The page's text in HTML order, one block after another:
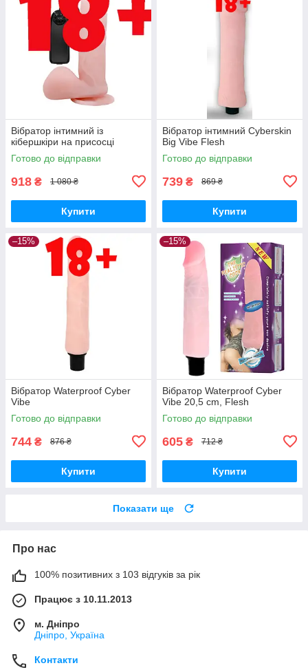
Вібратор інтимний із
кібершкіри на присосці
Готово до відправки
918 ₴ 1 080 ₴
Купити
Вібратор інтимний Cyberskin
Big Vibe Flesh
Готово до відправки
739 ₴ 869 ₴
Купити
–15%
Вібратор Waterproof Cyber
Vibe
Готово до відправки
744 ₴ 876 ₴
Купити
–15%
Вібратор Waterproof Cyber
Vibe 20,5 cm, Flesh
Готово до відправки
605 ₴ 712 ₴
Купити
Показати ще
Про нас
100% позитивних з 103 відгуків за рік
Працює з 10.11.2013
м. Дніпро
Дніпро, Україна
Контакти